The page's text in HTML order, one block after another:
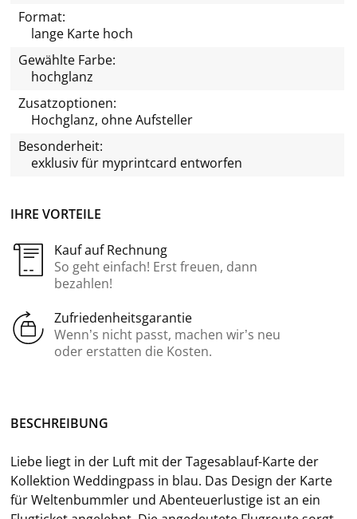
IHRE VORTEILE
Kauf auf Rechnung
So geht einfach! Erst freuen, dann
bezahlen!
Zufriedenheitsgarantie
Wenn’s nicht passt, machen wir’s neu
oder erstatten die Kosten.
Format:
lange Karte hoch
Gewählte Farbe:
hochglanz
Zusatzoptionen:
Hochglanz, ohne Aufsteller
Besonderheit:
exklusiv für myprintcard entworfen
BE­SCHREI­BUNG
Liebe liegt in der Luft mit der Tagesablauf-​Karte der
Kol­lek­ti­on Wed­ding­pass in blau. Das De­sign der Karte
für Wel­ten­bumm­ler und Aben­teu­er­lus­ti­ge ist an ein